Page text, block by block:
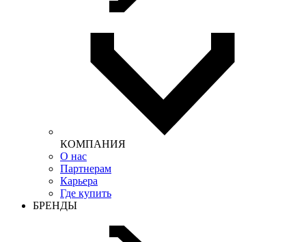
КОМПАНИЯ
О нас
Партнерам
Карьера
Где купить
БРЕНДЫ